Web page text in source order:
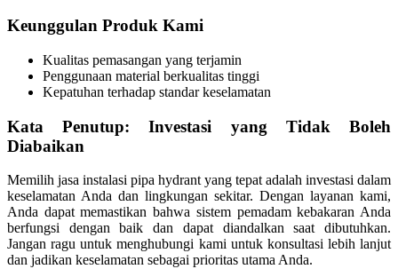
Keunggulan Produk Kami
Kualitas pemasangan yang terjamin
Penggunaan material berkualitas tinggi
Kepatuhan terhadap standar keselamatan
Kata Penutup: Investasi yang Tidak Boleh
Diabaikan
Memilih jasa instalasi pipa hydrant yang tepat adalah investasi dalam
keselamatan Anda dan lingkungan sekitar. Dengan layanan kami,
Anda dapat memastikan bahwa sistem pemadam kebakaran Anda
berfungsi dengan baik dan dapat diandalkan saat dibutuhkan.
Jangan ragu untuk menghubungi kami untuk konsultasi lebih lanjut
dan jadikan keselamatan sebagai prioritas utama Anda.